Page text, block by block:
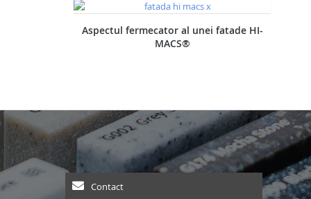
Aspectul fermecator al unei fatade HI-
MACS®
Contact